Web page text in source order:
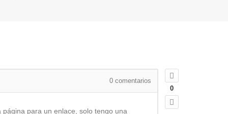
0
0 comentarios
para un enlace, solo tengo una